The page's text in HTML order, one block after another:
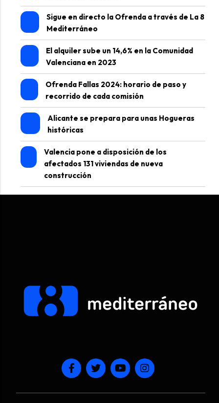
Sigue en directo la Ofrenda a través de La 8
Mediterráneo
El alquiler sube un 14,6% en la Comunidad
Valenciana en 2023
Ofrenda Fallas 2024: horario de paso y
recorrido de cada comisión
Alicante se prepara para unas Hogueras
históricas
Valencia pone a disposición de los
afectados 131 viviendas de nueva
construcción